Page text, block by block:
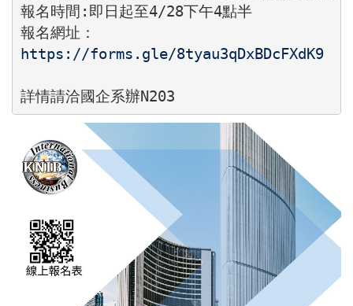
報名時間:即日起至4/28下午4點半
https://forms.gle/8tyau3qDxBDcFXdK9
詳情請洽國企系辦N203